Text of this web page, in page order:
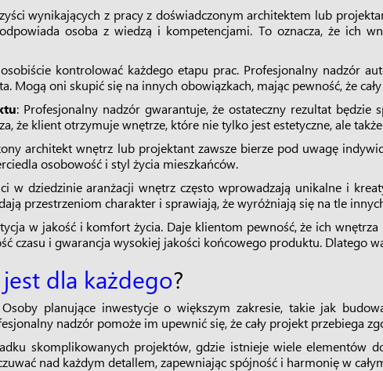
wynikających z pracy z doświadczonym architektem lub
osoba z wiedzą i kompetencjami. To oznacza, że ich
kontrolować każdego etapu prac. Profesjonalny nadzór
Mogą oni skupić się na innych obowiązkach, mając pewność, że
: Profesjonalny nadzór gwarantuje, że ostateczny rezultat będzie
że klient otrzymuje wnętrze, które nie tylko jest estetyczne, ale
architekt wnętrz lub projektant zawsze bierze pod uwagę
osobowość i styl życia mieszkańców.
w dziedzinie aranżacji wnętrz często wprowadzają unikalne i
przestrzeniom charakter i sprawiają, że wyróżniają się na tle
w jakość i komfort życia. Daje klientom pewność, że ich
czasu i gwarancja wysokiej jakości końcowego produktu.
dla każdego?
planujące inwestycje o większym zakresie, takie jak
nadzór pomoże im upewnić się, że cały projekt przebiega
skomplikowanych projektów, gdzie istnieje wiele elementów
nad każdym detallem, zapewniając spójność i harmonię w